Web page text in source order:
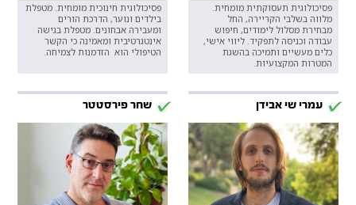
פסיכולוגית תעסוקתית מומחית.
מלווה בשלבי הקריירה, החל
מבחירת מסלול לימודים, חיפוש
עבודה וכניסה לתפקיד. ליווי אישי,
כלים מעשיים ותמיכה בהשגת
המטרות המקצועיות.
פסיכולוגית חינוכית מומחית. מטפלת
בילדים ונוער, הדרכת הורים
ומעבירה אבחונים. מטפלת בגישה
אינטגרטיבית ומאמינה כי הקשר
הטיפולי הוא הזדמנות לצמיחה.
עמרי שי אבידן שחר פירסטטר